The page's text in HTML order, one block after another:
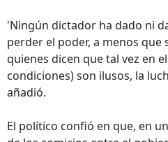
'Ningún dictador ha dado ni
perder el poder, a menos que
quienes dicen que tal vez en
condiciones) son ilusos, la
añadió.
El político confió en que, en